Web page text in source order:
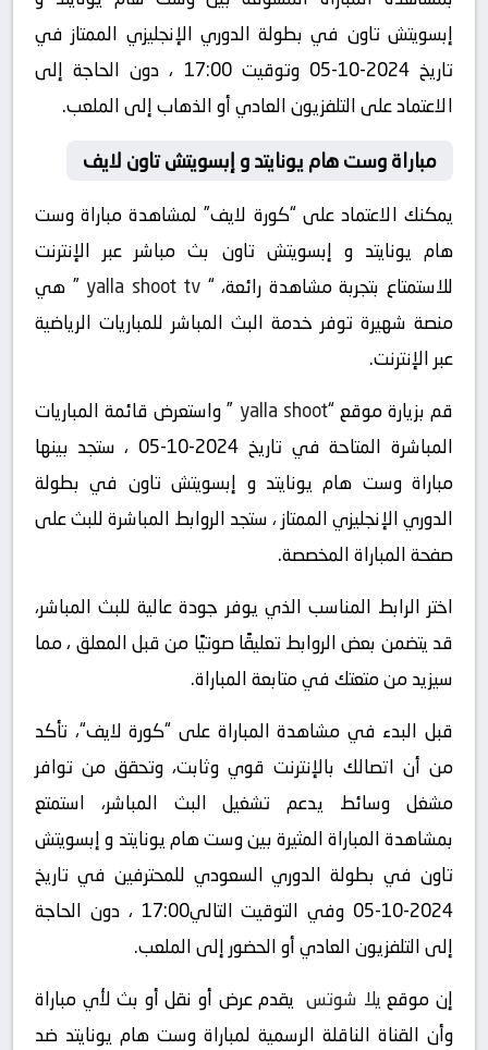
إبسويتش تاون في بطولة الدوري الإنجليزي الممتاز في
تاريخ 2024-10-05 وتوقيت 17:00 ، دون الحاجة إلى
الاعتماد على التلفزيون العادي أو الذهاب إلى الملعب.
مباراة وست هام يونايتد و إبسويتش تاون لايف
يمكنك الاعتماد على “كورة لايف” لمشاهدة مباراة وست
هام يونايتد و إبسويتش تاون بث مباشر عبر الإنترنت
للاستمتاع بتجربة مشاهدة رائعة، “ yalla shoot tv ” هي
منصة شهيرة توفر خدمة البث المباشر للمباريات الرياضية
عبر الإنترنت.
قم بزيارة موقع “yalla shoot ” واستعرض قائمة المباريات
المباشرة المتاحة في تاريخ 2024-10-05 ، ستجد بينها
مباراة وست هام يونايتد و إبسويتش تاون في بطولة
الدوري الإنجليزي الممتاز ، ستجد الروابط المباشرة للبث على
صفحة المباراة المخصصة.
اختر الرابط المناسب الذي يوفر جودة عالية للبث المباشر،
قد يتضمن بعض الروابط تعليقًا صوتيًا من قبل المعلق ، مما
سيزيد من متعتك في متابعة المباراة.
قبل البدء في مشاهدة المباراة على “كورة لايف“، تأكد
من أن اتصالك بالإنترنت قوي وثابت، وتحقق من توافر
مشغل وسائط يدعم تشغيل البث المباشر، استمتع
بمشاهدة المباراة المثيرة بين وست هام يونايتد و إبسويتش
تاون في بطولة الدوري السعودي للمحترفين في تاريخ
2024-10-05 وفي التوقيت التالي17:00 ، دون الحاجة
إلى التلفزيون العادي أو الحضور إلى الملعب.
إن موقع يلا شوتسيقدم عرض أو نقل أو بث لأي مباراة
وأن القناة الناقلة الرسمية لمباراة وست هام يونايتد ضد